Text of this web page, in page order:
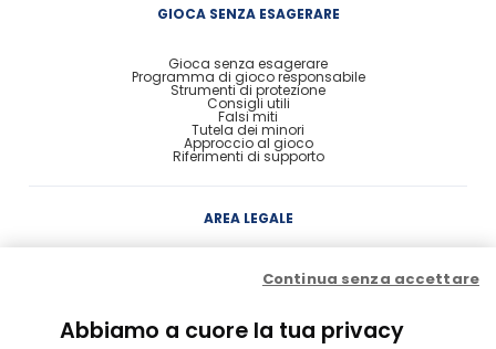
GIOCA SENZA ESAGERARE
Gioca senza esagerare
Programma di gioco responsabile
Strumenti di protezione
Consigli utili
Falsi miti
Tutela dei minori
Approccio al gioco
Riferimenti di supporto
AREA LEGALE
Contratto di Conto Gioco
Privacy
Cookie Policy
Abbiamo a cuore la tua privacy
Continua senza accettare